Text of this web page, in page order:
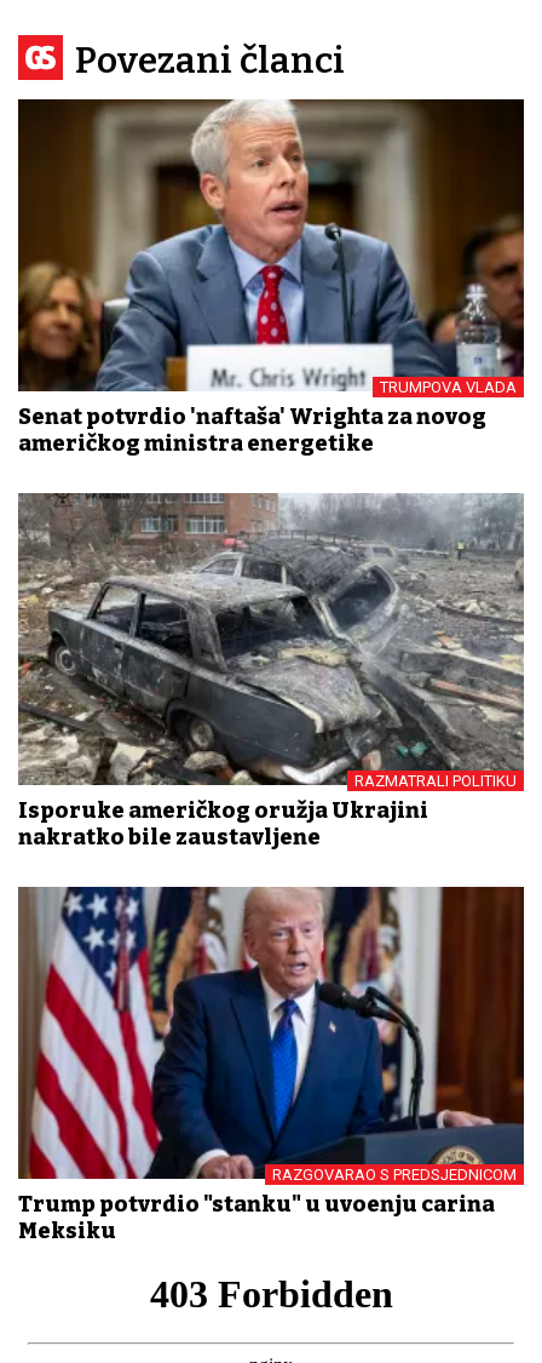
Povezani članci
TRUMPOVA VLADA
Senat potvrdio 'naftaša' Wrighta za novog
američkog ministra energetike
RAZMATRALI POLITIKU
Isporuke američkog oružja Ukrajini
nakratko bile zaustavljene
RAZGOVARAO S PREDSJEDNICOM
Trump potvrdio "stanku" u uvođenju carina
Meksiku